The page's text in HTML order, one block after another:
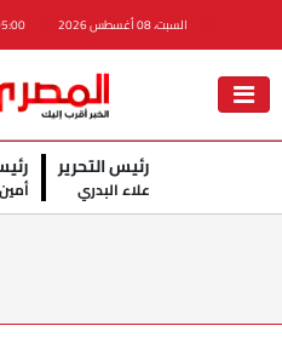
السبت، 08 أغسطس 2026
رئيس التحرير
علاء البدري